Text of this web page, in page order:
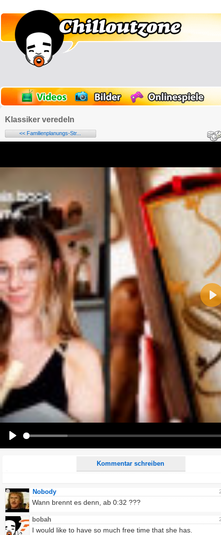
Klassiker veredeln
<< Familienplanungs-Str...
Kommentar schreiben
E-Mail-Adresse (optional):
Kommentar:
Alle HTML-Tags außer <br>, <strike> und <i> werden aus Deinem Kommentar entfernt.
URLs werden automatisch umgewandelt. Bitte verwende "www." oder "http://" in URLs
Ich möchte eine E-Mail, wenn auf dieser Seite weitere Kommentare erscheinen.
Nobody
Wann brennt es denn, ab 0:32 ???
bobah
I would like to have so much free time that she has.